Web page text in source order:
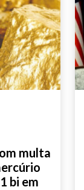
multa
bi em